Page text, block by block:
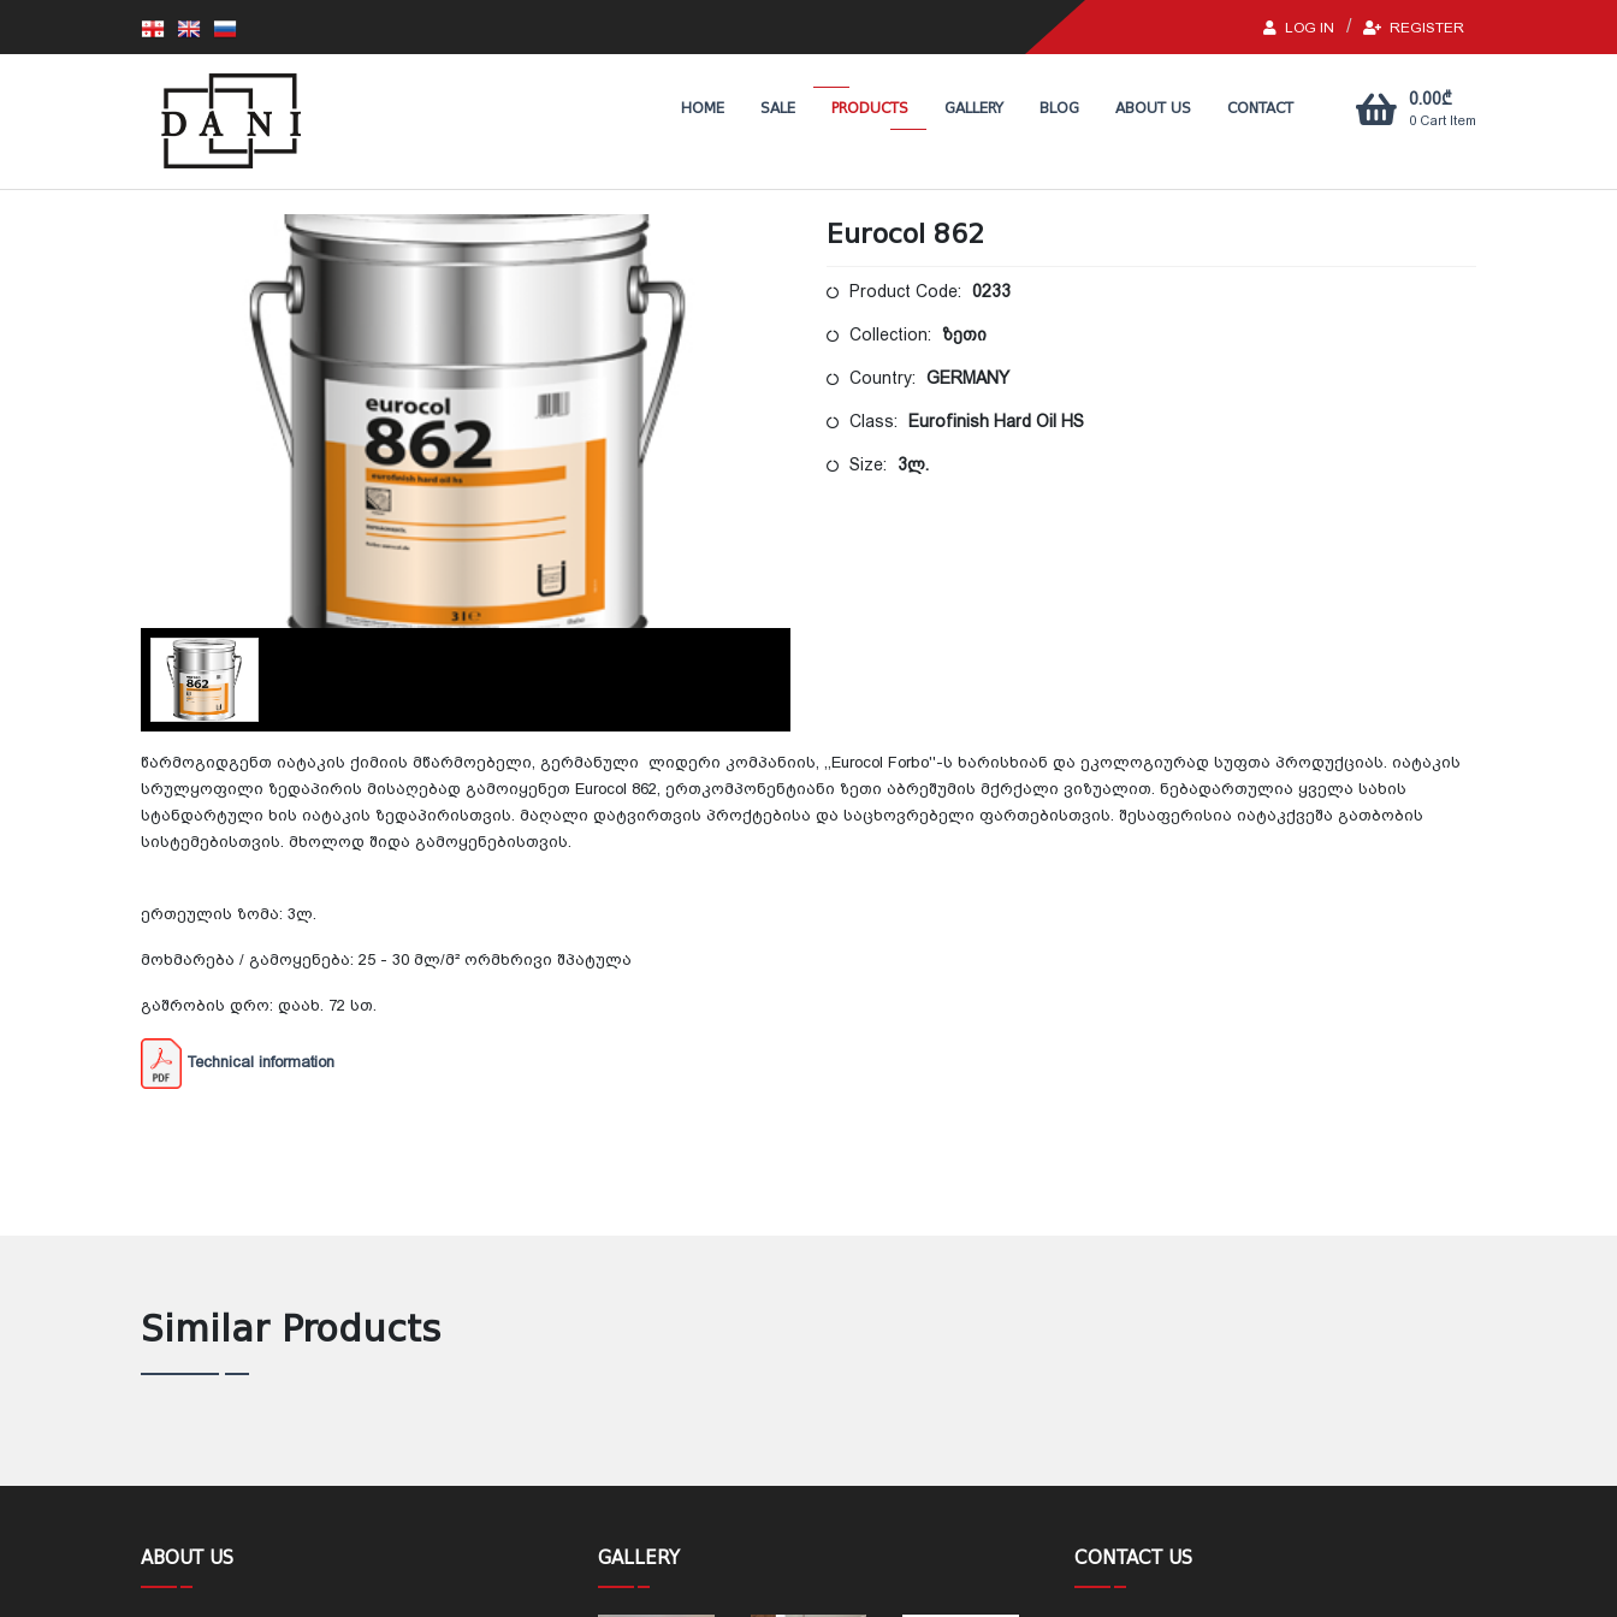
LOG IN REGISTER
HOME SALE PRODUCTS GALLERY BLOG ABOUT US CONTACT
0.00₾
0Cart Item
Eurocol 862
Product Code: 0233
Collection: ზეთი
Country: GERMANY
Class: Eurofinish Hard Oil HS
Size: 3ლ.
წარმოგიდგენთ იატაკის ქიმიის მწარმოებელი, გერმანული ლიდერი კომპანიის, ,,Eurocol Forbo''-ს ხარისხიან და ეკოლოგიურად სუფთა პროდუქციას. იატაკის
სრულყოფილი ზედაპირის მისაღებად გამოიყენეთ Eurocol 862, ერთკომპონენტიანი ზეთი აბრეშუმის მქრქალი ვიზუალით. ნებადართულია ყველა სახის
სტანდარტული ხის იატაკის ზედაპირისთვის. მაღალი დატვირთვის პროქტებისა და საცხოვრებელი ფართებისთვის. შესაფერისია იატაკქვეშა გათბობის
სისტემებისთვის. მხოლოდ შიდა გამოყენებისთვის.
ერთეულის ზომა: 3ლ.
მოხმარება / გამოყენება: 25 - 30 მლ/მ² ორმხრივი შპატულა
გაშრობის დრო: დაახ. 72 სთ.
Technical information
Similar Products
ABOUT US GALLERY CONTACT US